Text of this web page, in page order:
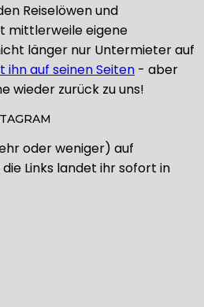
Reiselöwen und
mittlerweile eigene
länger nur Untermieter auf
ihn auf seinen Seiten - aber
wieder zurück zu uns!
oder weniger) auf
die Links landet ihr sofort in